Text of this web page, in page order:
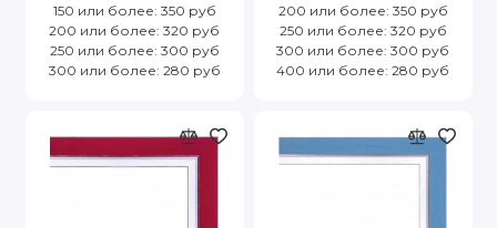
150 или более: 350 руб
200 или более: 320 руб
250 или более: 300 руб
300 или более: 280 руб
200 или более: 350 руб
250 или более: 320 руб
300 или более: 300 руб
400 или более: 280 руб